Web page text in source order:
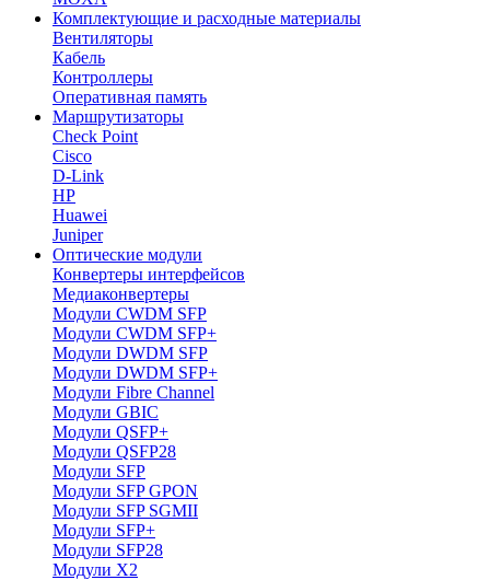
Комплектующие и расходные материалы
Вентиляторы
Кабель
Контроллеры
Оперативная память
Маршрутизаторы
Check Point
Cisco
D-Link
HP
Huawei
Juniper
Оптические модули
Конвертеры интерфейсов
Медиаконвертеры
Модули CWDM SFP
Модули CWDM SFP+
Модули DWDM SFP
Модули DWDM SFP+
Модули Fibre Channel
Модули GBIC
Модули QSFP+
Модули QSFP28
Модули SFP
Модули SFP GPON
Модули SFP SGMII
Модули SFP+
Модули SFP28
Модули X2